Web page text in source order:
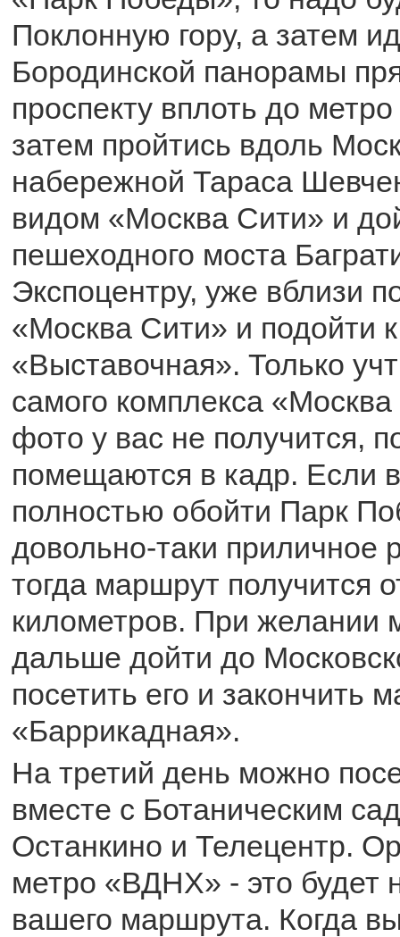
Поклонную гору, а затем
Бородинской панорамы
проспекту вплоть до
затем пройтись вдоль
набережной Тараса
видом «Москва Сити» и
пешеходного моста
Экспоцентру, уже вблизи
«Москва Сити» и подойти
«Выставочная». Только
самого комплекса
фото у вас не получится,
помещаются в кадр. Если
полностью обойти Парк
довольно-таки приличное
тогда маршрут получится
километров. При желании
дальше дойти до
посетить его и закончить
«Баррикадная».
На третий день можно
вместе с Ботаническим
Останкино и Телецентр.
метро «ВДНХ» - это будет
вашего маршрута. Когда